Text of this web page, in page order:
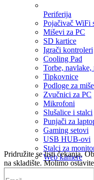
Periferija
Pojačivač WiFi
Miševi za PC
SD kartice
Igrači kontroleri
Cooling Pad
Torbe, navlake,
Tipkovnice
Podloge za
Zvučnici za PC
Mikrofoni
Slušalice i stalci
Punjači za
Gaming setovi
USB HUB-ovi
Stalci za
Web kamere
Pridružite se listi čekanja.
na skladište. Molimo